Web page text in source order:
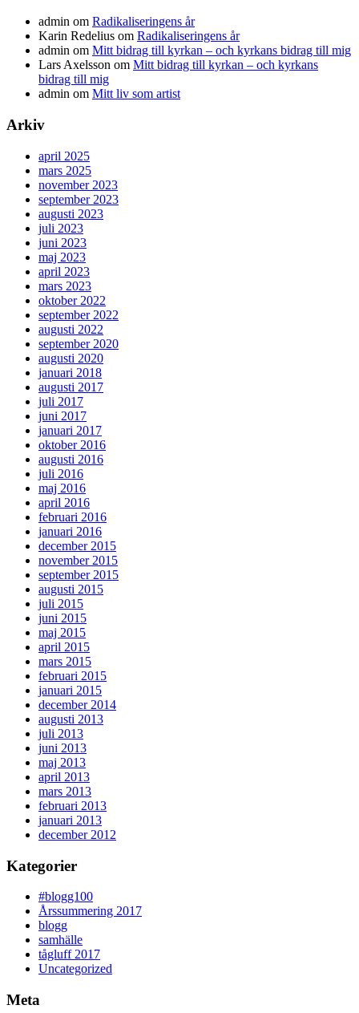
admin om Radikaliseringens år
Karin Redelius om Radikaliseringens år
admin om Mitt bidrag till kyrkan – och kyrkans bidrag till mig
Lars Axelsson om Mitt bidrag till kyrkan – och kyrkans
bidrag till mig
admin om Mitt liv som artist
Arkiv
april 2025
mars 2025
november 2023
september 2023
augusti 2023
juli 2023
juni 2023
maj 2023
april 2023
mars 2023
oktober 2022
september 2022
augusti 2022
september 2020
augusti 2020
januari 2018
augusti 2017
juli 2017
juni 2017
januari 2017
oktober 2016
augusti 2016
juli 2016
maj 2016
april 2016
februari 2016
januari 2016
december 2015
november 2015
september 2015
augusti 2015
juli 2015
juni 2015
maj 2015
april 2015
mars 2015
februari 2015
januari 2015
december 2014
augusti 2013
juli 2013
juni 2013
maj 2013
april 2013
mars 2013
februari 2013
januari 2013
december 2012
Kategorier
#blogg100
Årssummering 2017
blogg
samhälle
tågluff 2017
Uncategorized
Meta